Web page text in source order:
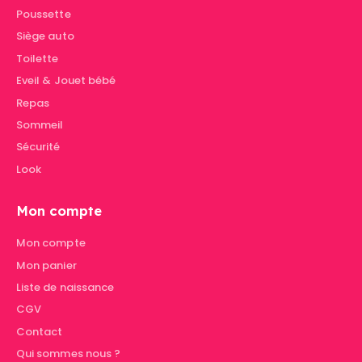
Poussette
Siège auto
Toilette
Eveil & Jouet bébé
Repas
Sommeil
Sécurité
Look
Mon compte
Mon compte
Mon panier
Liste de naissance
CGV
Contact
Qui sommes nous ?